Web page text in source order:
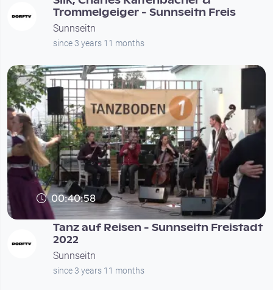
Trommelgeiger - Sunnseitn Freis
Sunnseitn
since 3 years 11 months
00:40:58
Tanz auf Reisen - Sunnseitn Freistadt
2022
Sunnseitn
since 3 years 11 months